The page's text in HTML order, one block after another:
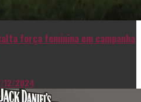
força feminina em campanha
12/2024